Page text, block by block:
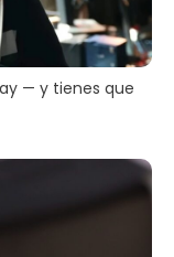
— y tienes que